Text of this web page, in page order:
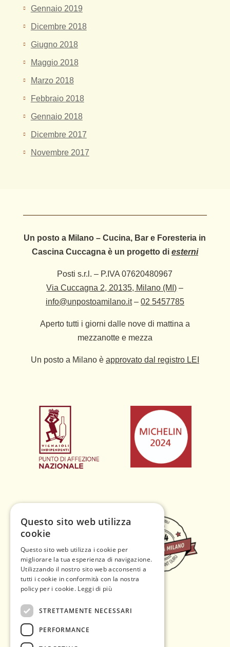
Gennaio 2019
Dicembre 2018
Giugno 2018
Maggio 2018
Marzo 2018
Febbraio 2018
Gennaio 2018
Dicembre 2017
Novembre 2017
Un posto a Milano – Cucina, Bar e Foresteria in
Cascina Cuccagna è un progetto di esterni
Posti s.r.l. – P.IVA 07620480967
Via Cuccagna 2, 20135, Milano (MI) –
info@unpostoamilano.it– 02 5457785
Aperto tutti i giorni dalle nove di mattina a
mezzanotte e mezza
Un posto a Milano è approvato dal registro LEI
Questo sito web utilizza
cookie
Questo sito web utilizza i cookie per
migliorare la tua esperienza di navigazione.
Utilizzando il nostro sito web acconsenti a
tutti i cookie in conformità con la nostra
policy per i cookie. Leggi di più
STRETTAMENTE NECESSARI
PERFORMANCE